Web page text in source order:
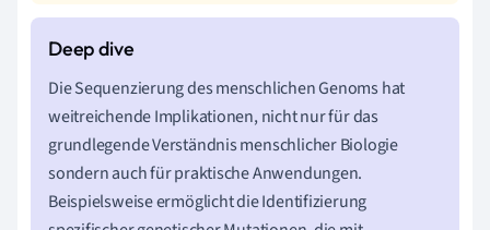
Die Sequenzierung des menschlichen Genoms hat
weitreichende Implikationen, nicht nur für das
grundlegende Verständnis menschlicher Biologie
sondern auch für praktische Anwendungen.
Beispielsweise ermöglicht die Identifizierung